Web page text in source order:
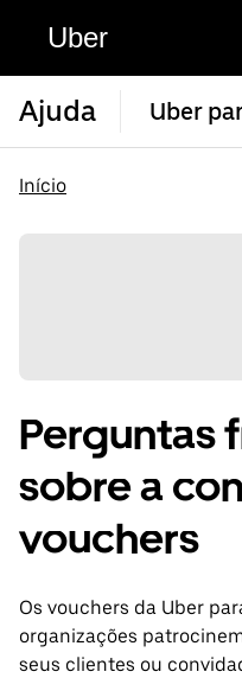
Uber
Ajuda Uber
Início
Perguntas
sobre a
vouchers
Os vouchers da Uber
organizações
seus clientes ou